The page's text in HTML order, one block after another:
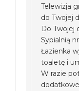
Telewizja
do Twojej
Do Twojej
Sypialnią
Łazienka
toaletę i
W razie
dodatkowe